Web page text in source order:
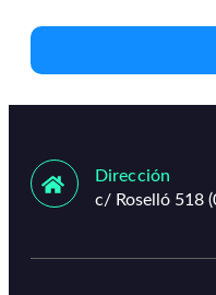
Dirección
c/ Roselló 518